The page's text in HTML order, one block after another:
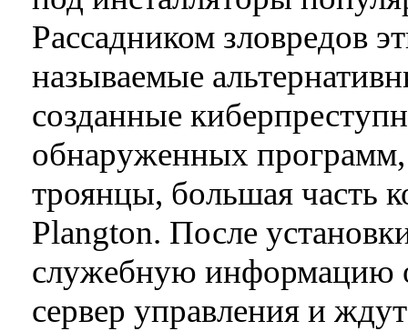
Рассадником зловредов
называемые
созданные
обнаруженных
троянцы, большая часть
Plangton. После
служебную информацию
сервер управления и